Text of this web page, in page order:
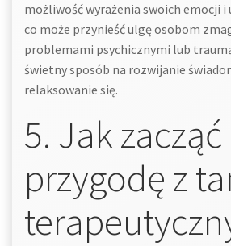
możliwość wyrażenia swoich emocji i
co może przynieść ulgę osobom
problemami psychicznymi lub
świetny sposób na rozwijanie
relaksowanie się.
5. Jak zacząć
przygodę z